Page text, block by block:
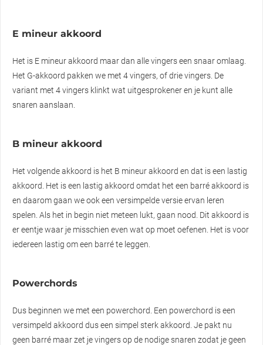
E mineur akkoord
Het is E mineur akkoord maar dan alle vingers een snaar omlaag.
Het G-akkoord pakken we met 4 vingers, of drie vingers. De
variant met 4 vingers klinkt wat uitgesprokener en je kunt alle
snaren aanslaan.
B mineur akkoord
Het volgende akkoord is het B mineur akkoord en dat is een lastig
akkoord. Het is een lastig akkoord omdat het een barré akkoord is
en daarom gaan we ook een versimpelde versie ervan leren
spelen. Als het in begin niet meteen lukt, gaan nood. Dit akkoord is
er eentje waar je misschien even wat op moet oefenen. Het is voor
iedereen lastig om een barré te leggen.
Powerchords
Dus beginnen we met een powerchord. Een powerchord is een
versimpeld akkoord dus een simpel sterk akkoord. Je pakt nu
geen barré maar zet je vingers op de nodige snaren zodat je geen